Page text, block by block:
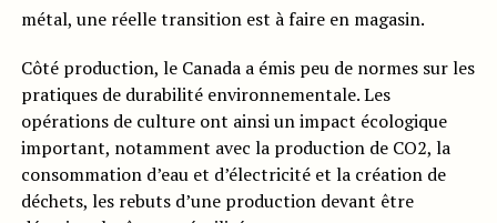
métal, une réelle transition est à faire en magasin.
Côté production, le Canada a émis peu de normes sur les
pratiques de durabilité environnementale. Les
opérations de culture ont ainsi un impact écologique
important, notamment avec la production de CO2, la
consommation d’eau et d’électricité et la création de
déchets, les rebuts d’une production devant être